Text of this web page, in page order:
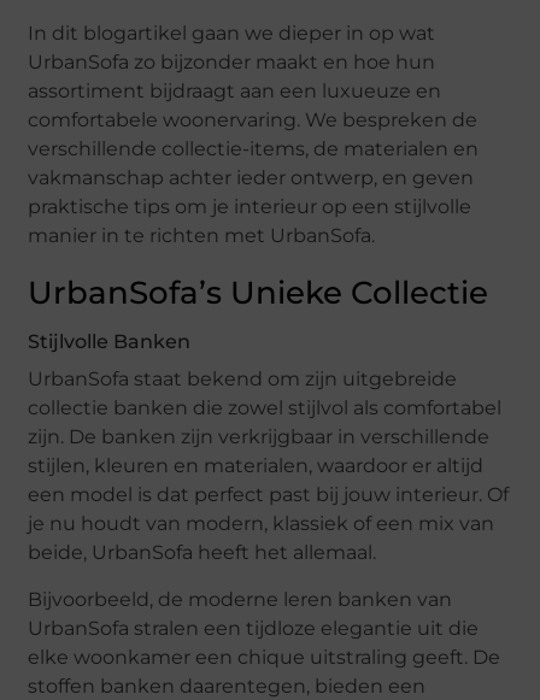
In dit blogartikel gaan we dieper in op wat
UrbanSofa zo bijzonder maakt en hoe hun
assortiment bijdraagt aan een luxueuze en
comfortabele woonervaring. We bespreken de
verschillende collectie-items, de materialen en
vakmanschap achter ieder ontwerp, en geven
praktische tips om je interieur op een stijlvolle
manier in te richten met UrbanSofa.
UrbanSofa’s Unieke Collectie
Stijlvolle Banken
UrbanSofa staat bekend om zijn uitgebreide
collectie banken die zowel stijlvol als comfortabel
zijn. De banken zijn verkrijgbaar in verschillende
stijlen, kleuren en materialen, waardoor er altijd
een model is dat perfect past bij jouw interieur. Of
je nu houdt van modern, klassiek of een mix van
beide, UrbanSofa heeft het allemaal.
Bijvoorbeeld, de moderne leren banken van
UrbanSofa stralen een tijdloze elegantie uit die
elke woonkamer een chique uitstraling geeft. De
stoffen banken daarentegen, bieden een